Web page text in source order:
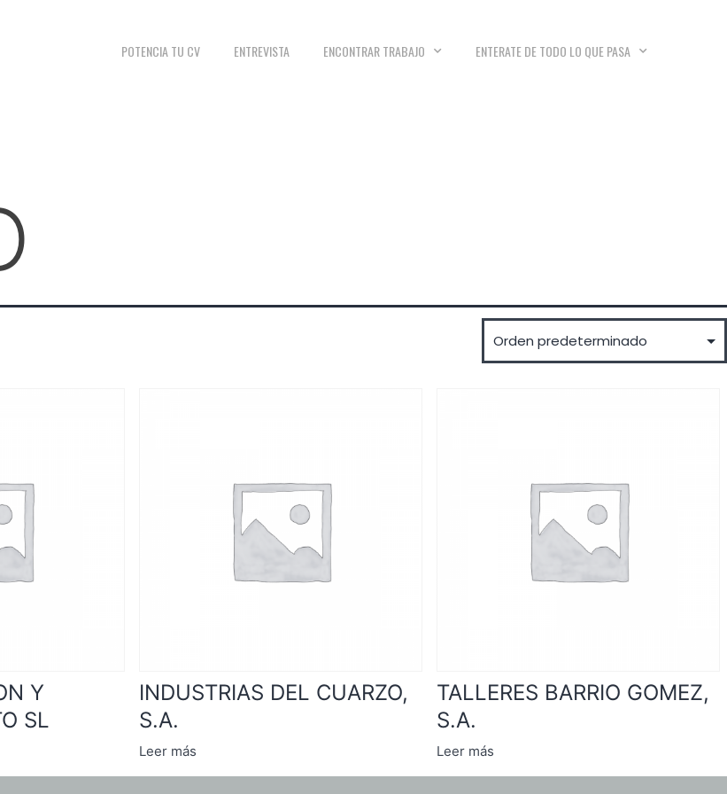
POTENCIA TU CV ENTREVISTA ENCONTRAR TRABAJO ENTERATE DE TODO LO QUE PASA
Y
SL
INDUSTRIAS DEL CUARZO,
S.A.
Leer más
TALLERES BARRIO GOMEZ,
S.A.
Leer más